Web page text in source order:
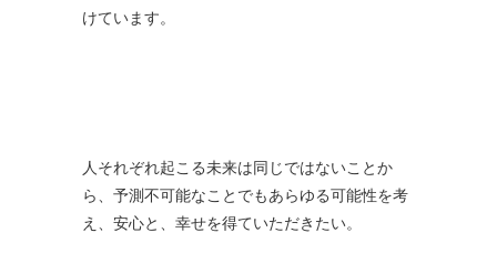
けています。
人それぞれ起こる未来は同じではないことか
ら、予測不可能なことでもあらゆる可能性を考
え、安心と、幸せを得ていただきたい。